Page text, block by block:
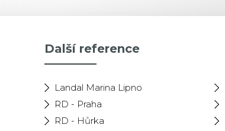
Další reference
Landal Marina Lipno
RD - Praha
RD - Hůrka